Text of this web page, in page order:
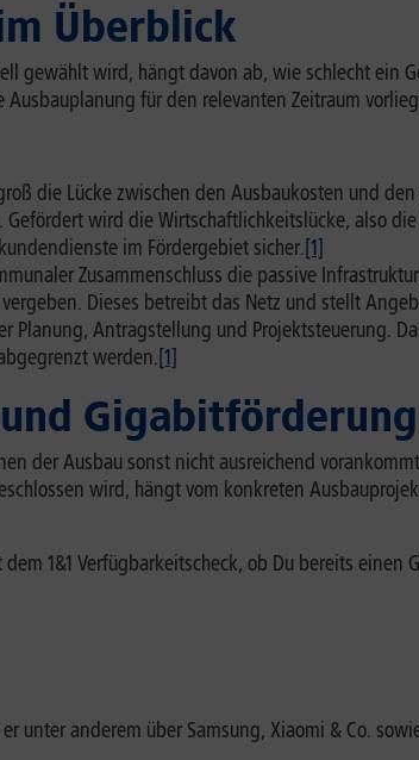
Überblick
gewählt wird, hängt davon ab, wie schlecht ein
für den relevanten Zeitraum
die Lücke zwischen den Ausbaukosten und
wird die Wirtschaftlichkeitslücke, also
im Fördergebiet sicher.[1]
Zusammenschluss die passive
Dieses betreibt das Netz und stellt
Planung, Antragstellung und Projektsteuerung.
werden.[1]
der Ausbau sonst nicht ausreichend
wird, hängt vom konkreten
dem 1&1 Verfügbarkeitscheck, ob Du bereits
unter anderem über Samsung, Xiaomi & Co.